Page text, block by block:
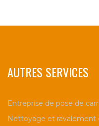
AUTRES SERVICES
Entreprise de pose de
Nettoyage et ravalement